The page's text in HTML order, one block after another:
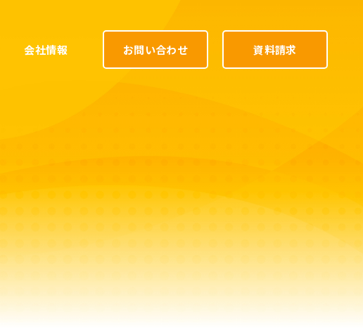
会社情報 お問い合わせ 資料請求